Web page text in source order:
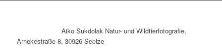
Aiko Sukdolak Natur- und Wildtierfotografie,
Arnekestraße 8, 30926 Seelze